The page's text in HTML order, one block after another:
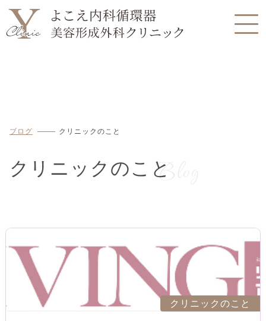
ブログ クリニックのこと
Blog
クリニックのこと
クリニックのこと